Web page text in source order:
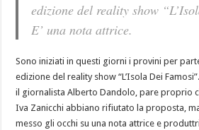
edizione del reality show
E’ una nota attrice.
Sono iniziati in questi giorni i provini per
edizione del reality show “L’Isola Dei
il giornalista Alberto Dandolo, pare proprio
Iva Zanicchi abbiano rifiutato la proposta,
messo gli occhi su una nota attrice e